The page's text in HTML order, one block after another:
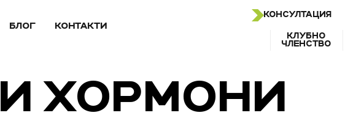
БЛОГ КОНТАКТИ
КОНСУЛТАЦИЯ
КЛУБНО
ЧЛЕНСТВО
ХОРМОНИ